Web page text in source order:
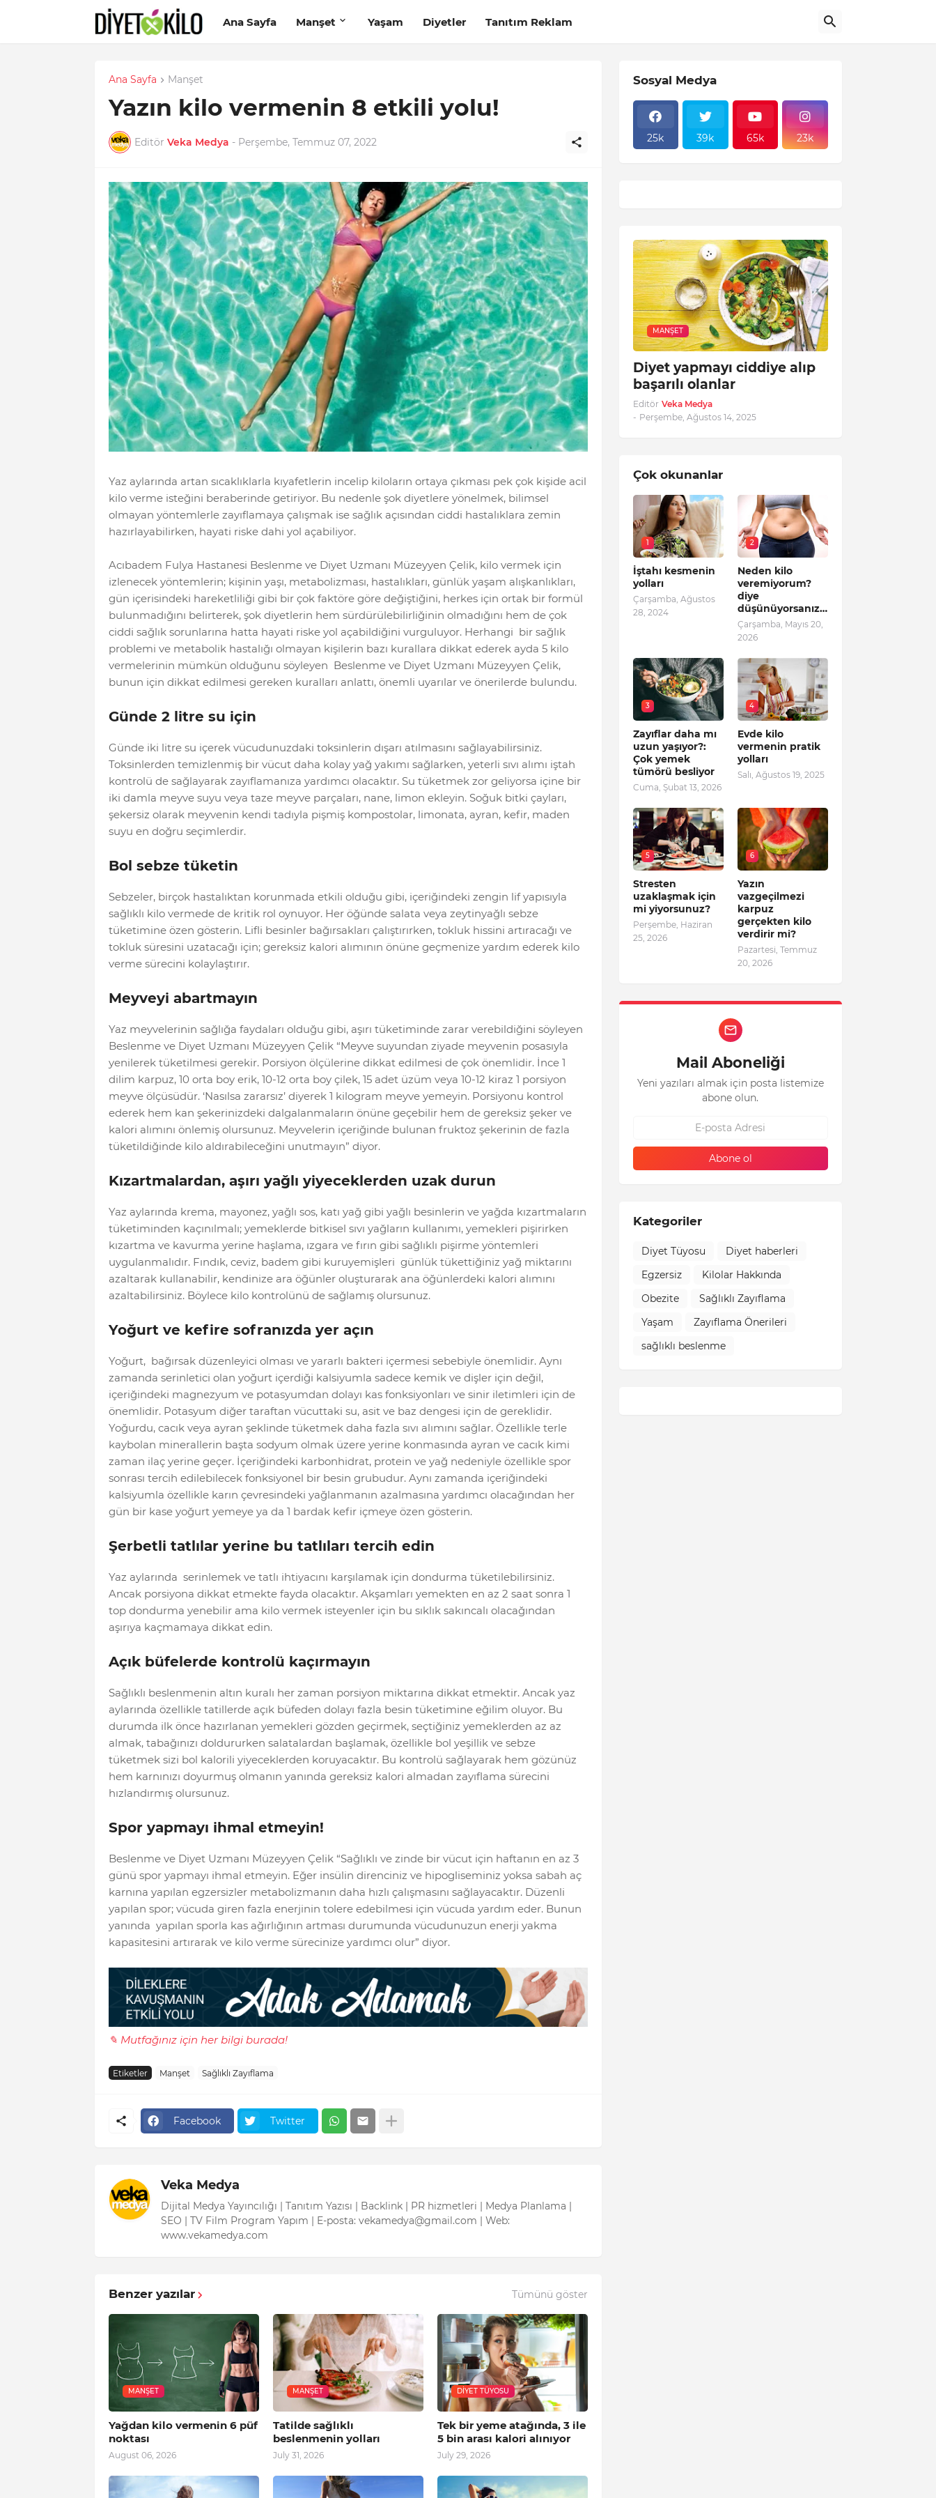
Ana Sayfa Manşet Yaşam Diyetler Tanıtım Reklam
Ana Sayfa Manşet
Yazın kilo vermenin 8 etkili yolu!
Editör Veka Medya - Perşembe, Temmuz 07, 2022
Yaz aylarında artan sıcaklıklarla kıyafetlerin incelip kiloların ortaya çıkması pek çok kişide acil
kilo verme isteğini beraberinde getiriyor. Bu nedenle şok diyetlere yönelmek, bilimsel
olmayan yöntemlerle zayıflamaya çalışmak ise sağlık açısından ciddi hastalıklara zemin
hazırlayabilirken, hayati riske dahi yol açabiliyor.
Acıbadem Fulya Hastanesi Beslenme ve Diyet Uzmanı Müzeyyen Çelik, kilo vermek için
izlenecek yöntemlerin; kişinin yaşı, metabolizması, hastalıkları, günlük yaşam alışkanlıkları,
gün içerisindeki hareketliliği gibi bir çok faktöre göre değiştiğini, herkes için ortak bir formül
bulunmadığını belirterek, şok diyetlerin hem sürdürülebilirliğinin olmadığını hem de çok
ciddi sağlık sorunlarına hatta hayati riske yol açabildiğini vurguluyor. Herhangi bir sağlık
problemi ve metabolik hastalığı olmayan kişilerin bazı kurallara dikkat ederek ayda 5 kilo
vermelerinin mümkün olduğunu söyleyen Beslenme ve Diyet Uzmanı Müzeyyen Çelik,
bunun için dikkat edilmesi gereken kuralları anlattı, önemli uyarılar ve önerilerde bulundu.
Günde 2 litre su için
Günde iki litre su içerek vücudunuzdaki toksinlerin dışarı atılmasını sağlayabilirsiniz.
Toksinlerden temizlenmiş bir vücut daha kolay yağ yakımı sağlarken, yeterli sıvı alımı iştah
kontrolü de sağlayarak zayıflamanıza yardımcı olacaktır. Su tüketmek zor geliyorsa içine bir
iki damla meyve suyu veya taze meyve parçaları, nane, limon ekleyin. Soğuk bitki çayları,
şekersiz olarak meyvenin kendi tadıyla pişmiş kompostolar, limonata, ayran, kefir, maden
suyu en doğru seçimlerdir.
Bol sebze tüketin
Sebzeler, birçok hastalıktan korunmada etkili olduğu gibi, içeriğindeki zengin lif yapısıyla
sağlıklı kilo vermede de kritik rol oynuyor. Her öğünde salata veya zeytinyağlı sebze
tüketimine özen gösterin. Lifli besinler bağırsakları çalıştırırken, tokluk hissini artıracağı ve
tokluk süresini uzatacağı için; gereksiz kalori alımının önüne geçmenize yardım ederek kilo
verme sürecini kolaylaştırır.
Meyveyi abartmayın
Yaz meyvelerinin sağlığa faydaları olduğu gibi, aşırı tüketiminde zarar verebildiğini söyleyen
Beslenme ve Diyet Uzmanı Müzeyyen Çelik “Meyve suyundan ziyade meyvenin posasıyla
yenilerek tüketilmesi gerekir. Porsiyon ölçülerine dikkat edilmesi de çok önemlidir. İnce 1
dilim karpuz, 10 orta boy erik, 10-12 orta boy çilek, 15 adet üzüm veya 10-12 kiraz 1 porsiyon
meyve ölçüsüdür. ‘Nasılsa zararsız’ diyerek 1 kilogram meyve yemeyin. Porsiyonu kontrol
ederek hem kan şekerinizdeki dalgalanmaların önüne geçebilir hem de gereksiz şeker ve
kalori alımını önlemiş olursunuz. Meyvelerin içeriğinde bulunan fruktoz şekerinin de fazla
tüketildiğinde kilo aldırabileceğini unutmayın” diyor.
Kızartmalardan, aşırı yağlı yiyeceklerden uzak durun
Yaz aylarında krema, mayonez, yağlı sos, katı yağ gibi yağlı besinlerin ve yağda kızartmaların
tüketiminden kaçınılmalı; yemeklerde bitkisel sıvı yağların kullanımı, yemekleri pişirirken
kızartma ve kavurma yerine haşlama, ızgara ve fırın gibi sağlıklı pişirme yöntemleri
uygulanmalıdır. Fındık, ceviz, badem gibi kuruyemişleri günlük tükettiğiniz yağ miktarını
azaltarak kullanabilir, kendinize ara öğünler oluşturarak ana öğünlerdeki kalori alımını
azaltabilirsiniz. Böylece kilo kontrolünü de sağlamış olursunuz.
Yoğurt ve kefire sofranızda yer açın
Yoğurt, bağırsak düzenleyici olması ve yararlı bakteri içermesi sebebiyle önemlidir. Aynı
zamanda serinletici olan yoğurt içerdiği kalsiyumla sadece kemik ve dişler için değil,
içeriğindeki magnezyum ve potasyumdan dolayı kas fonksiyonları ve sinir iletimleri için de
önemlidir. Potasyum diğer taraftan vücuttaki su, asit ve baz dengesi için de gereklidir.
Yoğurdu, cacık veya ayran şeklinde tüketmek daha fazla sıvı alımını sağlar. Özellikle terle
kaybolan minerallerin başta sodyum olmak üzere yerine konmasında ayran ve cacık kimi
zaman ilaç yerine geçer. İçeriğindeki karbonhidrat, protein ve yağ nedeniyle özellikle spor
sonrası tercih edilebilecek fonksiyonel bir besin grubudur. Aynı zamanda içeriğindeki
kalsiyumla özellikle karın çevresindeki yağlanmanın azalmasına yardımcı olacağından her
gün bir kase yoğurt yemeye ya da 1 bardak kefir içmeye özen gösterin.
Şerbetli tatlılar yerine bu tatlıları tercih edin
Yaz aylarında serinlemek ve tatlı ihtiyacını karşılamak için dondurma tüketilebilirsiniz.
Ancak porsiyona dikkat etmekte fayda olacaktır. Akşamları yemekten en az 2 saat sonra 1
top dondurma yenebilir ama kilo vermek isteyenler için bu sıklık sakıncalı olacağından
aşırıya kaçmamaya dikkat edin.
Açık büfelerde kontrolü kaçırmayın
Sağlıklı beslenmenin altın kuralı her zaman porsiyon miktarına dikkat etmektir. Ancak yaz
aylarında özellikle tatillerde açık büfeden dolayı fazla besin tüketimine eğilim oluyor. Bu
durumda ilk önce hazırlanan yemekleri gözden geçirmek, seçtiğiniz yemeklerden az az
almak, tabağınızı doldururken salatalardan başlamak, özellikle bol yeşillik ve sebze
tüketmek sizi bol kalorili yiyeceklerden koruyacaktır. Bu kontrolü sağlayarak hem gözünüz
hem karnınızı doyurmuş olmanın yanında gereksiz kalori almadan zayıflama sürecini
hızlandırmış olursunuz.
Spor yapmayı ihmal etmeyin!
Beslenme ve Diyet Uzmanı Müzeyyen Çelik “Sağlıklı ve zinde bir vücut için haftanın en az 3
günü spor yapmayı ihmal etmeyin. Eğer insülin direnciniz ve hipogliseminiz yoksa sabah aç
karnına yapılan egzersizler metabolizmanın daha hızlı çalışmasını sağlayacaktır. Düzenli
yapılan spor; vücuda giren fazla enerjinin tolere edebilmesi için vücuda yardım eder. Bunun
yanında yapılan sporla kas ağırlığının artması durumunda vücudunuzun enerji yakma
kapasitesini artırarak ve kilo verme sürecinize yardımcı olur” diyor.
✎ Mutfağınız için her bilgi burada!
Etiketler Manşet Sağlıklı Zayıflama
Facebook Twitter
Veka Medya
Dijital Medya Yayıncılığı | Tanıtım Yazısı | Backlink | PR hizmetleri | Medya Planlama |
SEO | TV Film Program Yapım | E-posta: vekamedya@gmail.com | Web:
www.vekamedya.com
Benzer yazılar Tümünü göster
MANŞET
Yağdan kilo vermenin 6 püf
noktası
August 06, 2026
MANŞET
Tatilde sağlıklı
beslenmenin yolları
July 31, 2026
DIYET TÜYOSU
Tek bir yeme atağında, 3 ile
5 bin arası kalori alınıyor
July 29, 2026
Sosyal Medya
25k 39k 65k 23k
MANŞET
Diyet yapmayı ciddiye alıp
başarılı olanlar
Editör Veka Medya
- Perşembe, Ağustos 14, 2025
Çok okunanlar
1
İştahı kesmenin
yolları
Çarşamba, Ağustos
28, 2024
2
Neden kilo
veremiyorum?
diye
düşünüyorsanız…
Çarşamba, Mayıs 20,
2026
3
Zayıflar daha mı
uzun yaşıyor?:
Çok yemek
tümörü besliyor
Cuma, Şubat 13, 2026
4
Evde kilo
vermenin pratik
yolları
Salı, Ağustos 19, 2025
5
Stresten
uzaklaşmak için
mi yiyorsunuz?
Perşembe, Haziran
25, 2026
6
Yazın
vazgeçilmezi
karpuz
gerçekten kilo
verdirir mi?
Pazartesi, Temmuz
20, 2026
Mail Aboneliği
Yeni yazıları almak için posta listemize
abone olun.
Kategoriler
Diyet Tüyosu
Diyet haberleri
Egzersiz
Kilolar Hakkında
Obezite
Sağlıklı Zayıflama
Yaşam
Zayıflama Önerileri
sağlıklı beslenme